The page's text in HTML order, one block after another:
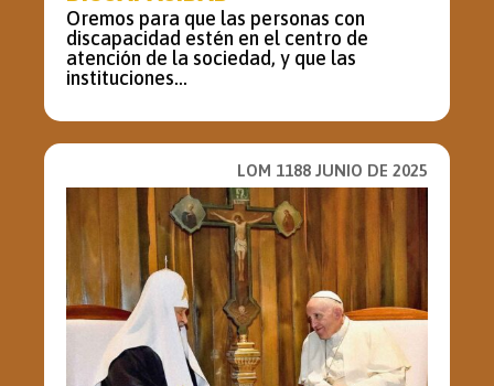
Oremos para que las personas con
discapacidad estén en el centro de
atención de la sociedad, y que las
instituciones...
LOM 1188 JUNIO DE 2025